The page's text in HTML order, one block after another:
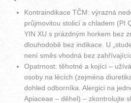
Kontraindikace TČM: výrazná
průjmovitou stolicí a chladem (PI
YIN XU s prázdným horkem bez
dlouhodobě bez indikace. U
není směs vhodná bez
Opatrnost: těhotné a kojící –
osoby na lécích (zejména
dohled odborníka. Alergici na
Apiaceae – děhel) – zkontrolujte